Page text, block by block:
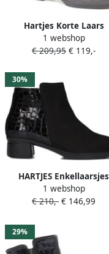
Hartjes Korte Laars
172.0246 34 77.14
Donkerbruin Smoke
1 webshop
€ 209,95 € 119,-
30%
HARTJES Enkellaarsjes
Dames Combi G Booty
Maat: 37 Materiaal:
1 webshop
€ 210,- € 146,99
29%